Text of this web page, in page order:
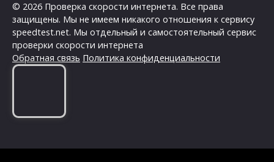
© 2026 Проверка скорости интернета. Все права
защищены. Мы не имеем никакого отношения к сервису
speedtest.net. Мы отдельный и самостоятельный сервис
проверки скорости интернета
Обратная связь Политика конфиденциальности